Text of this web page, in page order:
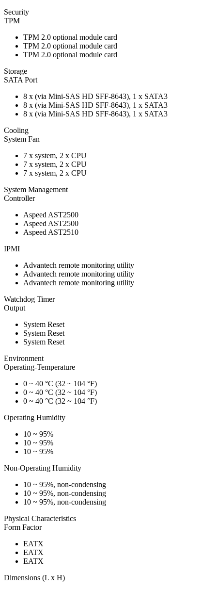
Security
TPM
TPM 2.0 optional module card
TPM 2.0 optional module card
TPM 2.0 optional module card
Storage
SATA Port
8 x (via Mini-SAS HD SFF-8643), 1 x SATA3
8 x (via Mini-SAS HD SFF-8643), 1 x SATA3
8 x (via Mini-SAS HD SFF-8643), 1 x SATA3
Cooling
System Fan
7 x system, 2 x CPU
7 x system, 2 x CPU
7 x system, 2 x CPU
System Management
Controller
Aspeed AST2500
Aspeed AST2500
Aspeed AST2510
IPMI
Advantech remote monitoring utility
Advantech remote monitoring utility
Advantech remote monitoring utility
Watchdog Timer
Output
System Reset
System Reset
System Reset
Environment
Operating-Temperature
0 ~ 40 °C (32 ~ 104 °F)
0 ~ 40 °C (32 ~ 104 °F)
0 ~ 40 °C (32 ~ 104 °F)
Operating Humidity
10 ~ 95%
10 ~ 95%
10 ~ 95%
Non-Operating Humidity
10 ~ 95%, non-condensing
10 ~ 95%, non-condensing
10 ~ 95%, non-condensing
Physical Characteristics
Form Factor
EATX
EATX
EATX
Dimensions (L x H)